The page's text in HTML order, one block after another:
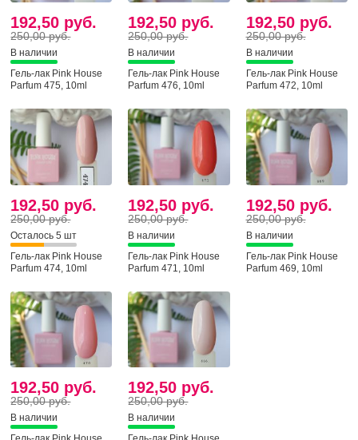
192,50 руб.
250,00 руб.
В наличии
Гель-лак Pink House
Parfum 475, 10ml
192,50 руб.
250,00 руб.
В наличии
Гель-лак Pink House
Parfum 476, 10ml
192,50 руб.
250,00 руб.
В наличии
Гель-лак Pink House
Parfum 472, 10ml
192,50 руб.
250,00 руб.
Осталось 5 шт
Гель-лак Pink House
Parfum 474, 10ml
192,50 руб.
250,00 руб.
В наличии
Гель-лак Pink House
Parfum 471, 10ml
192,50 руб.
250,00 руб.
В наличии
Гель-лак Pink House
Parfum 469, 10ml
192,50 руб.
250,00 руб.
В наличии
192,50 руб.
250,00 руб.
В наличии